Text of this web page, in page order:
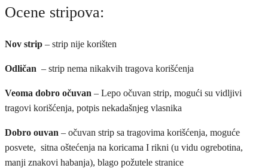
Ocene stripova:
Nov strip – strip nije korišten
Odličan – strip nema nikakvih tragova korišćenja
Veoma dobro očuvan – Lepo očuvan strip, mogući su vidljivi
tragovi korišćenja, potpis nekadašnjeg vlasnika
Dobro ouvan – očuvan strip sa tragovima korišćenja, moguće
posvete, sitna oštećenja na koricama I rikni (u vidu ogrebotina,
manji znakovi habanja), blago požutele stranice